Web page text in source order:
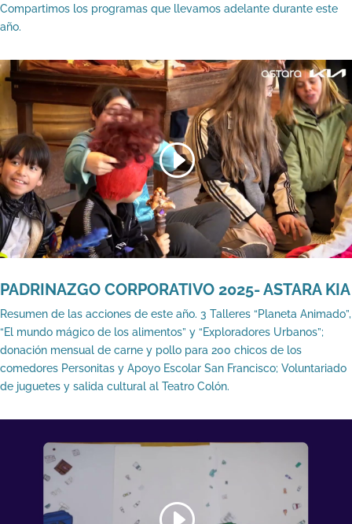
Compartimos los programas que llevamos adelante durante este
año.
PADRINAZGO CORPORATIVO 2025- ASTARA KIA
Resumen de las acciones de este año. 3 Talleres “Planeta Animado”,
“El mundo mágico de los alimentos” y “Exploradores Urbanos”;
donación mensual de carne y pollo para 200 chicos de los
comedores Personitas y Apoyo Escolar San Francisco; Voluntariado
de juguetes y salida cultural al Teatro Colón.